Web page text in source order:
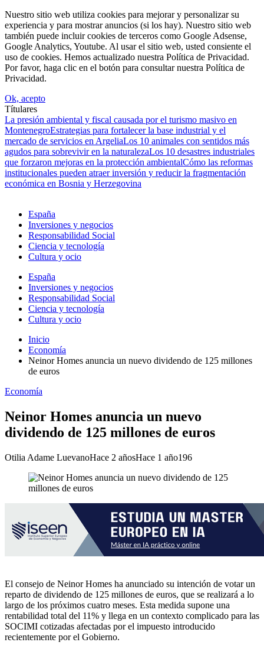
Nuestro sitio web utiliza cookies para mejorar y personalizar su
experiencia y para mostrar anuncios (si los hay). Nuestro sitio web
también puede incluir cookies de terceros como Google Adsense,
Google Analytics, Youtube. Al usar el sitio web, usted consiente el
uso de cookies. Hemos actualizado nuestra Política de Privacidad.
Por favor, haga clic en el botón para consultar nuestra Política de
Privacidad.
Ok, acepto
Títulares
La presión ambiental y fiscal causada por el turismo masivo en
MontenegroEstrategias para fortalecer la base industrial y el
mercado de servicios en ArgeliaLos 10 animales con sentidos más
agudos para sobrevivir en la naturalezaLos 10 desastres industriales
que forzaron mejoras en la protección ambientalCómo las reformas
institucionales pueden atraer inversión y reducir la fragmentación
económica en Bosnia y Herzegovina
España
Inversiones y negocios
Responsabilidad Social
Ciencia y tecnología
Cultura y ocio
España
Inversiones y negocios
Responsabilidad Social
Ciencia y tecnología
Cultura y ocio
Inicio
Economía
Neinor Homes anuncia un nuevo dividendo de 125 millones
de euros
Economía
Neinor Homes anuncia un nuevo
dividendo de 125 millones de euros
Otilia Adame LuevanoHace 2 añosHace 1 año196
El consejo de Neinor Homes ha anunciado su intención de votar un
reparto de dividendo de 125 millones de euros, que se realizará a lo
largo de los próximos cuatro meses. Esta medida supone una
rentabilidad total del 11% y llega en un contexto complicado para las
SOCIMI cotizadas afectadas por el impuesto introducido
recientemente por el Gobierno.